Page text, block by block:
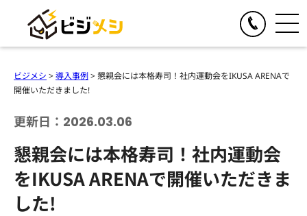
人気の提供サービス
オール社員感謝祭
格付けバトル
クイズ&ビンゴ大会
ゴチバトル
人気の提供サービス
オンライン格付けバトル
オンラインクイズ&ビンゴ大会
オンラインゴチバトル
お食事の手配
人気の提供サービス
ビジメシケータリング
ビジメシオードブル
季節のイベント企画
TOGGLE
人気の提供サービス
ビジメシ >導入事例>懇親会には本格寿司！社内運動会をIKUSA ARENAで
開催いただきました!
更新日：2026.03.06
懇親会には本格寿司！社内運動会
をIKUSA ARENAで開催いただきま
した!